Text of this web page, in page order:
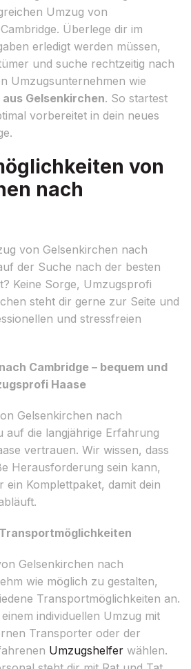
Umzug von
Überlege dir im
erledigt werden müssen,
und suche rechtzeitig nach
Umzugsunternehmen wie
Gelsenkirchen. So startest
vorbereitet in dein neues
von
nach
von Gelsenkirchen nach
der Suche nach der besten
Keine Sorge, Umzugsprofi
steht dir gerne zur Seite und
und stressfreien
Cambridge – bequem und
Haase
Gelsenkirchen nach
auf die langjährige Erfahrung
vertrauen. Wir wissen, dass
Herausforderung sein kann,
ein Komplettpaket, damit dein
Gelsenkirchen nach
wie möglich zu gestalten,
Transportmöglichkeiten an.
individuellen Umzug mit
Transporter oder der
Umzugshelfer wählen.